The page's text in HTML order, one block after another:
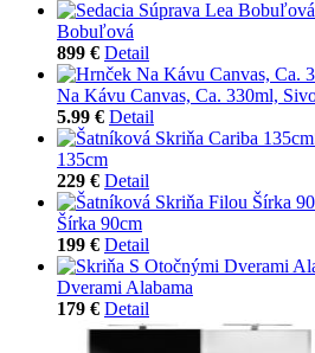
Bobuľová
899 € Detail
Na Kávu Canvas, Ca. 330ml,
5.99 € Detail
135cm
229 € Detail
Šírka 90cm
199 € Detail
Dverami Alabama
179 € Detail